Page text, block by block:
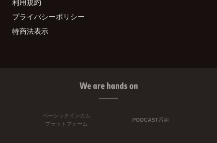
プライバシーポリシー
特商法表示
We are hands on
ベーシックインカム
プラットフォーム
PODCAST番組